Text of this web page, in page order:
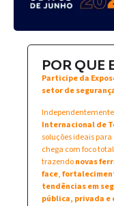
POR QUE
Participe da
setor de
Internacional de
soluções ideais
chega com foco
trazendonovas
face,
tendências em
pública, privada e